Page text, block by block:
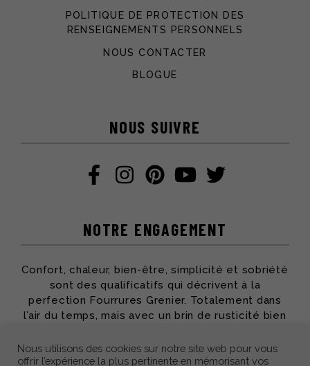
POLITIQUE DE PROTECTION DES
RENSEIGNEMENTS PERSONNELS
NOUS CONTACTER
BLOGUE
NOUS SUIVRE
NOTRE ENGAGEMENT
Confort, chaleur, bien-être, simplicité et sobriété
sont des qualificatifs qui décrivent à la
perfection Fourrures Grenier. Totalement dans
l’air du temps, mais avec un brin de rusticité bien
son savoir-faire pour vous offrir des produits qui
vous accompagneront des années durant.
Nous utilisons des cookies sur notre site web pour vous
offrir l’expérience la plus pertinente en mémorisant vos